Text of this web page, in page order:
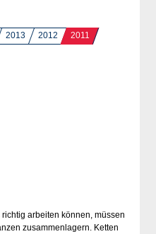
2013 2012
2011
arbeiten können, müssen
zusammenlagern. Ketten